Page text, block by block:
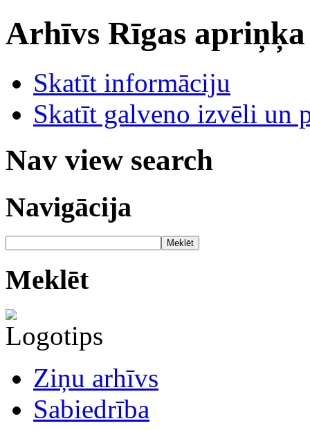
Arhīvs Rīgas
Skatīt informāciju
Skatīt galveno izvēli un
Nav view search
Navigācija
Meklēt
Meklēt
Ziņu arhīvs
Sabiedrība